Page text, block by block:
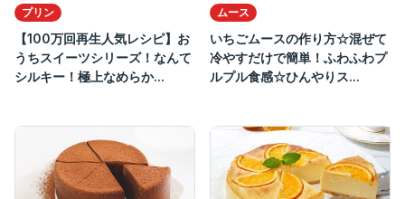
プリン
【100万回再生人気レシピ】お
うちスイーツシリーズ！なんて
シルキー！極上なめらか...
ムース
いちごムースの作り方☆混ぜて
冷やすだけで簡単！ふわふわプ
ルプル食感☆ひんやりス...